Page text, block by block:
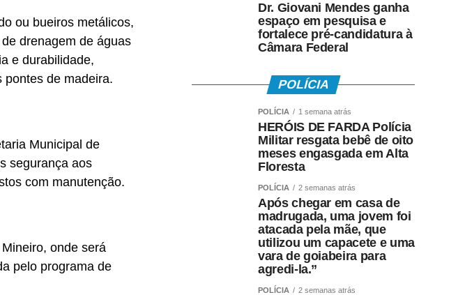
ou bueiros metálicos,
drenagem de águas
e durabilidade,
pontes de madeira.
Municipal de
segurança aos
com manutenção.
onde será
pelo programa de
Dr. Giovani Mendes ganha
espaço em pesquisa e
fortalece pré-candidatura à
Câmara Federal
POLÍCIA
POLÍCIA 1 semana atrás
HERÓIS DE FARDA Polícia
Militar resgata bebê de oito
meses engasgada em Alta
Floresta
POLÍCIA 2 semanas atrás
Após chegar em casa de
madrugada, uma jovem foi
atacada pela mãe, que
utilizou um capacete e uma
vara de goiabeira para
agredi-la.”
POLÍCIA 2 semanas atrás